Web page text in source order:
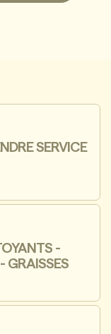
SERVICE
-
GRAISSES